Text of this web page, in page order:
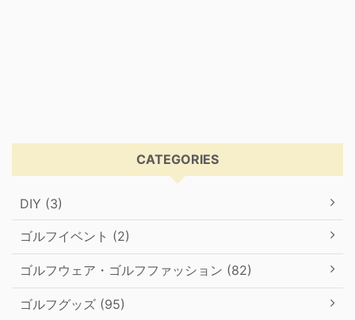
CATEGORIES
DIY (3)
ゴルフイベント (2)
ゴルフウェア・ゴルフファッション (82)
ゴルフグッズ (95)